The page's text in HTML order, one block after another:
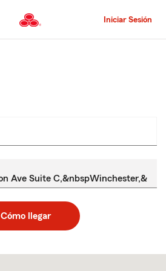
al
contenido
principal
Iniciar Sesión
Cómo llegar
to